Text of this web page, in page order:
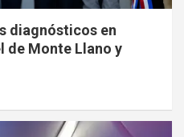
diagnósticos en
de Monte Llano y